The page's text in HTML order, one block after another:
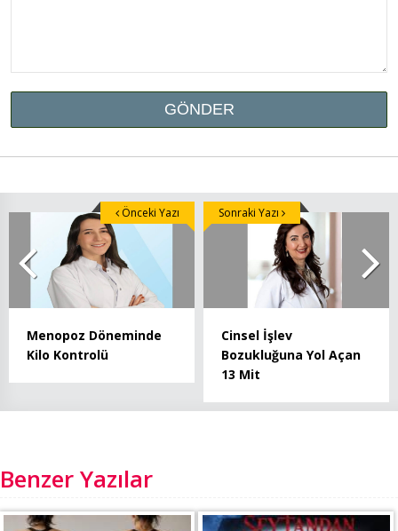
Menopoz Döneminde
Kilo Kontrolü
Önceki Yazı
Cinsel İşlev
Bozukluğuna Yol Açan
13 Mit
Sonraki Yazı
Benzer Yazılar